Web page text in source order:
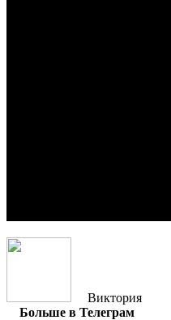
Виктория
Больше в Телеграм